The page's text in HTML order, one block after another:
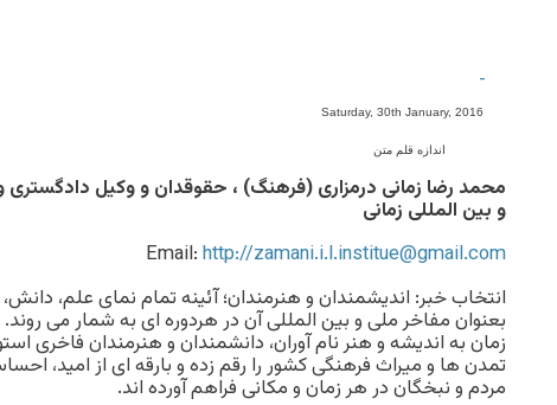
-
Saturday, 30th January, 2016
اندازه قلم متن
محمد رضا زمانی درمزاری (فرهنگ) ، حقوقدان و وکیل
و بین المللی زمانی
Email:http://zamani.i.l.institue@gmail.com
انتخاب خبر: اندیشمندان و هنرمندان؛ آئینه تمام نمای علم،
بعنوان مفاخر ملی و بین المللی آن در هردوره ای به شمار می
زمان به اندیشه و هنر نام آوران، دانشمندان و هنرمندان فاخری
تمدن ها و میراث فرهنگی کشور را رقم زده و بارقه ای از امید،
مردم و نبخگان در هر زمان و مکانی فراهم آورده اند.